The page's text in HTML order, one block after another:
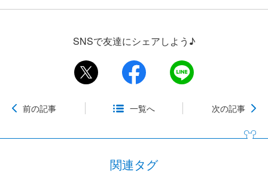
SNSで友達にシェアしよう♪
前の記事 一覧へ 次の記事
関連タグ